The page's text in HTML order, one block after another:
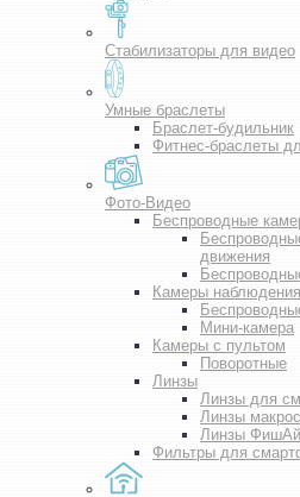
Стабилизаторы для видео
Умные браслеты
Браслет-будильник
Фитнес-браслеты
Фото-Видео
Беспроводные
движения
Камеры наблюдения
Мини-камера
Камеры с пультом
Поворотные
Линзы
Линзы для
Линзы
Линзы ФишАй
Фильтры для